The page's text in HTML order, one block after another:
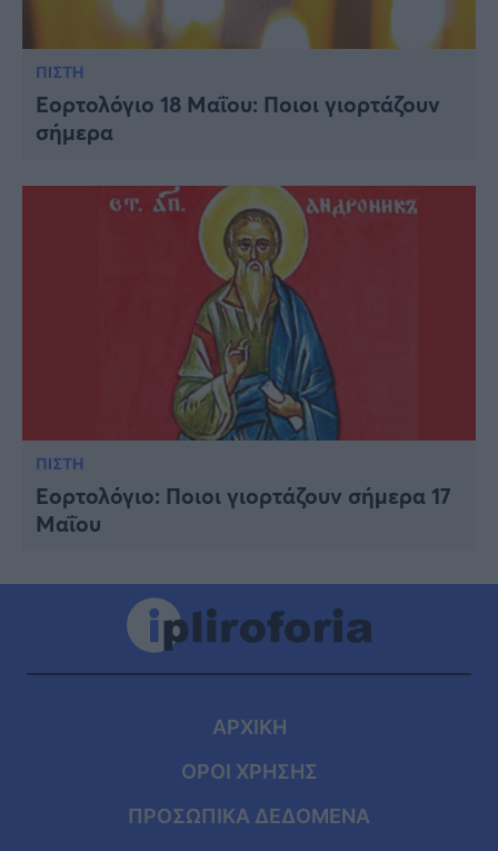
ΠΙΣΤΗ
Εορτολόγιο 18 Μαΐου: Ποιοι γιορτάζουν
σήμερα
ΠΙΣΤΗ
Εορτολόγιο: Ποιοι γιορτάζουν σήμερα 17
Μαΐου
ΑΡΧΙΚΗ
ΟΡΟΙ ΧΡΗΣΗΣ
ΠΡΟΣΩΠΙΚΑ ΔΕΔΟΜΕΝΑ